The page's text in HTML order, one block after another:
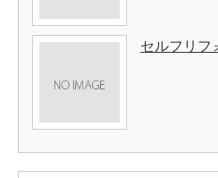
セルフリフ